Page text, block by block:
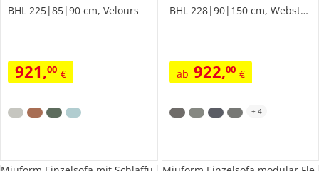
BHL 225|85|90 cm, Velours
921,00 €
BHL 228|90|150 cm, Webstoff
ab 922,00 €
+ 4